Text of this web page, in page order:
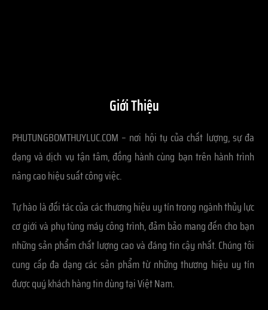
Giới Thiệu
PHUTUNGBOMTHUYLUC.COM – nơi hội tụ của chất lượng, sự đa
dạng và dịch vụ tận tâm, đồng hành cùng bạn trên hành trình
nâng cao hiệu suất công việc.
Tự hào là đối tác của các thương hiệu uy tín trong ngành thủy lực
cơ giới và phụ tùng máy công trình, đảm bảo mang đến cho bạn
những sản phẩm chất lượng cao và đáng tin cậy nhất. Chúng tôi
cung cấp đa dạng các sản phẩm từ những thương hiệu uy tín
được quý khách hàng tin dùng tại Việt Nam.